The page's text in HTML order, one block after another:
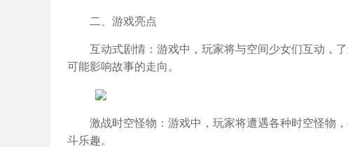
二、游戏亮点
互动式剧情：游戏中，玩家将与空间少女们互动，
可能影响故事的走向。
激战时空怪物：游戏中，玩家将遭遇各种时空怪物
斗乐趣。